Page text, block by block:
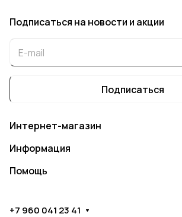
Подписаться на новости и акции
Подписаться
Интернет-магазин
Информация
Помощь
+7 960 041 23 41